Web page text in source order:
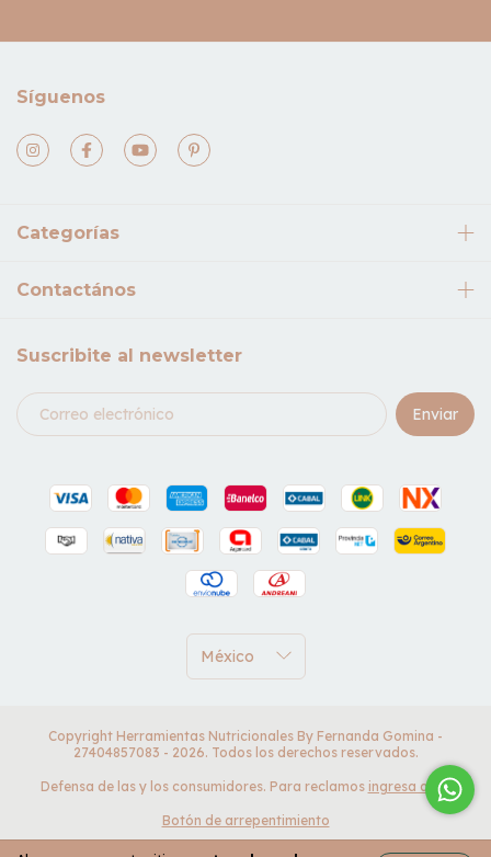
Síguenos
Categorías
Contactános
Suscribite al newsletter
Copyright Herramientas Nutricionales By Fernanda Gomina -
27404857083 - 2026. Todos los derechos reservados.
Defensa de las y los consumidores. Para reclamos ingresa aquí.
Botón de arrepentimiento